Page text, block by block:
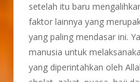
setelah itu baru
faktor lainnya yang
yang paling mendasar ini.
manusia untuk
yang diperintahkan oleh